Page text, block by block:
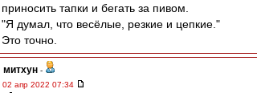
приносить тапки и бегать за пивом.
"Я думал, что весёлые, резкие и цепкие."
Это точно.
митхун -
02 апр 2022 07:34